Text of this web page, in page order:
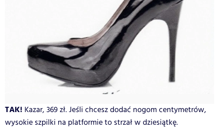
TAK! Kazar, 369 zł. Jeśli chcesz dodać nogom centymetrów,
wysokie szpilki na platformie to strzał w dziesiątkę.